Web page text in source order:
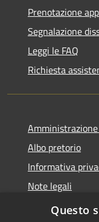
Prenotazione
Segnalazione
Leggi le FAQ
Richiesta
Albo pretorio
Informativa
Note legali
Dichiarazione
Questo